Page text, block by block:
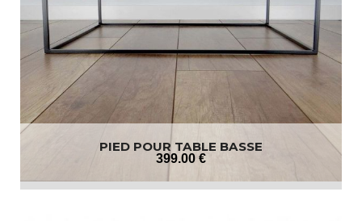
PIED POUR TABLE BASSE
399.00 €